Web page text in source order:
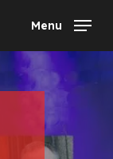
Menu